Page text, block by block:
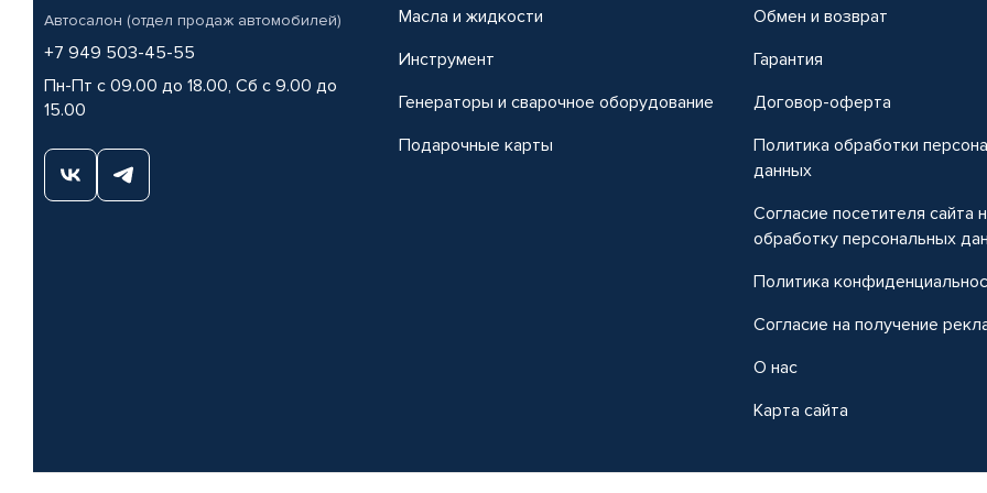
Автосалон (отдел продаж автомобилей)
+7 949 503-45-55
Пн-Пт с 09.00 до 18.00, Сб с 9.00 до
15.00
Масла и жидкости
Инструмент
Генераторы и сварочное оборудование
Подарочные карты
Обмен и возврат
Гарантия
Договор-оферта
Политика обработки
данных
Согласие посетителя сайта
обработку персональных
Политика
Согласие на получение
О нас
Карта сайта